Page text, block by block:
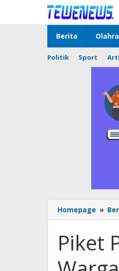
konten
Berita
Politik Sport
Homepage »
Piket